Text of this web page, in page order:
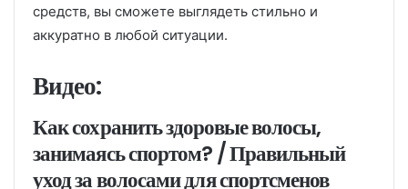
средств, вы сможете выглядеть стильно и
аккуратно в любой ситуации.
Видео:
Как сохранить здоровые волосы,
занимаясь спортом? / Правильный
уход за волосами для спортсменов